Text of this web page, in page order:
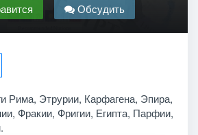
Обсудить
Рима, Этрурии, Карфагена, Эпира,
Фракии, Фригии, Египта, Парфии,